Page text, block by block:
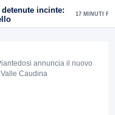
incinte:
17 MINUTI FA
annuncia il nuovo
Caudina